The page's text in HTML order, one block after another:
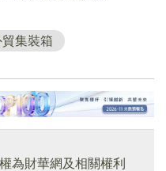
貿集裝箱
為財華網及相關權利